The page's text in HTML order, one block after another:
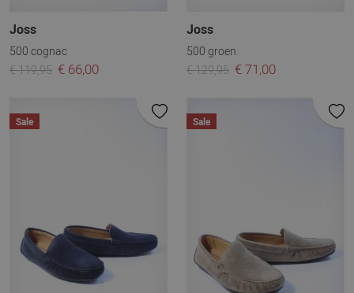
Joss
500 cognac
€ 119,95 € 66,00
Joss
500 groen
€ 129,95 € 71,00
Sale Sale